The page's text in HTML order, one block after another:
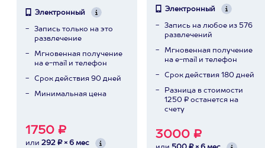
Электронный
Запись только на это
развлечение
Мгновенная получение
на e-mail и телефон
Срок действия 90 дней
Минимальная цена
1750 ₽
или 292 ₽ × 6 мес
Электронный
Запись на любое из 576
развлечений
Мгновенная получение
на e-mail и телефон
Срок действия 180 дней
Разница в стоимости
1250 ₽ останется на
счету
3000 ₽